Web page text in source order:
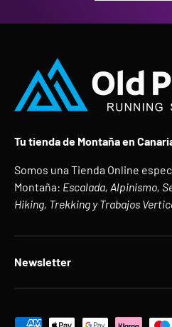
Tu tienda de Montaña en
Somos una Tienda Online
Montaña: Escalada, Alpinismo,
Hiking, Trekking y Trabajos
Newsletter